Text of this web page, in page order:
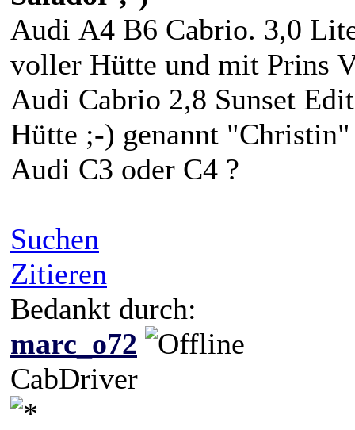
Audi A4 B6 Cabrio. 3,0
voller Hütte und mit
Audi Cabrio 2,8 Sunset
Hütte ;-) genannt
Audi C3 oder C4 ?
Suchen
Zitieren
Bedankt durch:
marc_o72
CabDriver